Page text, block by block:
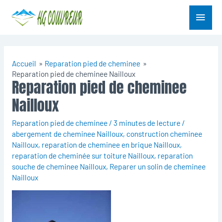
Menu
Accueil
Reparation pied de cheminee
Reparation pied de cheminee Nailloux
Reparation pied de cheminee
Nailloux
Reparation pied de cheminee/ 3 minutes de lecture/
abergement de cheminee Nailloux, construction cheminee
Nailloux, reparation de cheminee en brique Nailloux,
reparation de cheminée sur toiture Nailloux, reparation
souche de cheminee Nailloux, Reparer un solin de cheminee
Nailloux